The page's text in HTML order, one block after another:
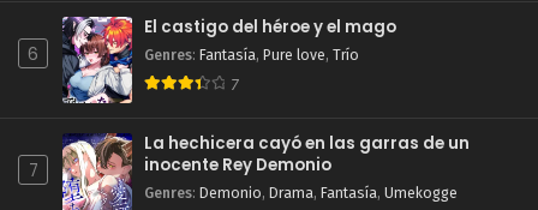
6
El castigo del héroe y el mago
Genres: Fantasía, Pure love, Trío
7
7
La hechicera cayó en las garras de un
inocente Rey Demonio
Genres: Demonio, Drama, Fantasía, Umekogge